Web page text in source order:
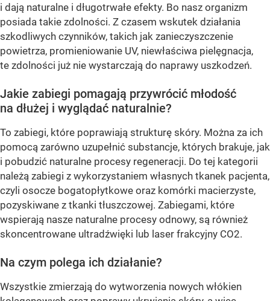
i dają naturalne i długotrwałe efekty. Bo nasz organizm
posiada takie zdolności. Z czasem wskutek działania
szkodliwych czynników, takich jak zanieczyszczenie
powietrza, promieniowanie UV, niewłaściwa pielęgnacja,
te zdolności już nie wystarczają do naprawy uszkodzeń.
Jakie zabiegi pomagają przywrócić młodość
na dłużej i wyglądać naturalnie?
To zabiegi, które poprawiają strukturę skóry. Można za ich
pomocą zarówno uzupełnić substancje, których brakuje, jak
i pobudzić naturalne procesy regeneracji. Do tej kategorii
należą zabiegi z wykorzystaniem własnych tkanek pacjenta,
czyli osocze bogatopłytkowe oraz komórki macierzyste,
pozyskiwane z tkanki tłuszczowej. Zabiegami, które
wspierają nasze naturalne procesy odnowy, są również
skoncentrowane ultradźwięki lub laser frakcyjny CO2.
Na czym polega ich działanie?
Wszystkie zmierzają do wytworzenia nowych włókien